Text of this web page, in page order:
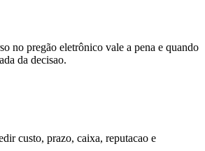
no pregão eletrônico vale a pena e quando
da decisao.
custo, prazo, caixa, reputacao e